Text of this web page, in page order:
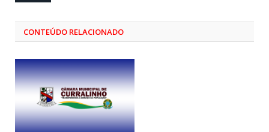
CONTEÚDO RELACIONADO